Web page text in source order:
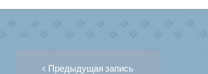
Навигация
Предыдущая запись